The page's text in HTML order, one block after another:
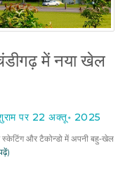
में नया खेल
पर 22 अक्तू॰ 2025
स्केटिंग और टैकोन्डो में अपनी बहु‑खेल